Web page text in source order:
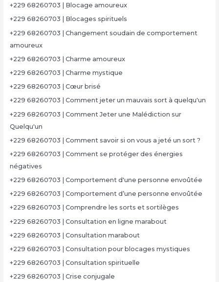
+229 68260703 | Blocage amoureux
+229 68260703 | Blocages spirituels
+229 68260703 | Changement soudain de comportement
amoureux
+229 68260703 | Charme amoureux
+229 68260703 | Charme mystique
+229 68260703 | Cœur brisé
+229 68260703 | Comment jeter un mauvais sort à quelqu'un
+229 68260703 | Comment Jeter une Malédiction sur
Quelqu'un
+229 68260703 | Comment savoir si on vous a jeté un sort ?
+229 68260703 | Comment se protéger des énergies
négatives
+229 68260703 | Comportement d'une personne envoûtée
+229 68260703 | Comportement d’une personne envoûtée
+229 68260703 | Comprendre les sorts et sortilèges
+229 68260703 | Consultation en ligne marabout
+229 68260703 | Consultation marabout
+229 68260703 | Consultation pour blocages mystiques
+229 68260703 | Consultation spirituelle
+229 68260703 | Crise conjugale